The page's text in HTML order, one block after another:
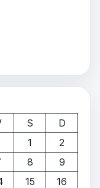
S
D
1
2
8
9
15
16